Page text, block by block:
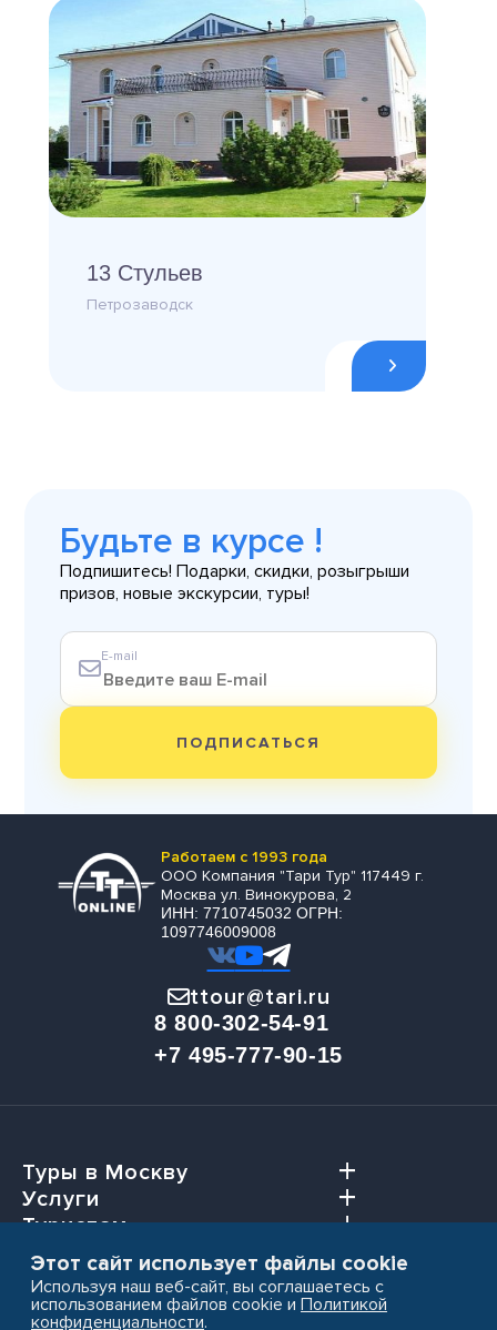
13 Стульев
Петрозаводск
Будьте в курсе !
Подпишитесь! Подарки, скидки, розыгрыши
призов, новые экскурсии, туры!
E-mail
ПОДПИСАТЬСЯ
Работаем с 1993 года
ООО Компания "Тари Тур" 117449 г.
Москва ул. Винокурова, 2
ИНН: 7710745032 ОГРН:
1097746009008
ttour@tari.ru
8 800-302-54-91
+7 495-777-90-15
Туры в Москву
Услуги
Туристам
Агентствам
Этот сайт использует файлы cookie
Используя наш веб-сайт, вы соглашаетесь с
использованием файлов cookie и Политикой
конфиденциальности.